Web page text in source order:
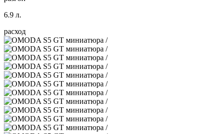
6.9 л.
расход